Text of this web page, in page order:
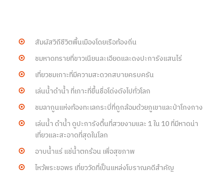
สัมผัสวิถีชีวิตพื้นเมืองโดยเรือท้องถิ่น
ชมหาดทรายที่ขาวเนียนละเอียดและดงปะการังแสนไร่
เที่ยวชมเกาะที่มีความสะดวกสบายครบครัน
เล่นน้ำดำน้ำ ที่เกาะที่ขึ้นชื่อโด่งดังไปทั่วโลก
ชมลากูนแห่งท้องทะเลกระบี่ที่ถูกล้อมด้วยภูเขาและป่าโกงกาง
เล่นน้ำ ดำน้ำ ดูปะการังตื้นที่สวยงามและ 1 ใน 10 ที่มีหาดน่า
เที่ยวและสะอาดที่สุดในโลก
อาบน้ำแร่ แช่น้ำตกร้อน เพื่อสุขภาพ
ไหว้พระขอพร เที่ยววัดที่เป็นแหล่งโบราณคดีสำคัญ